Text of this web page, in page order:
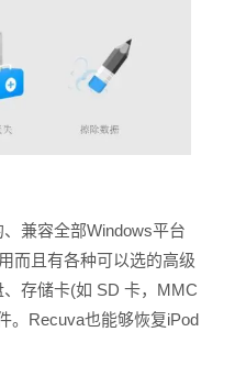
兼容全部Windows平台
而且有各种可以选的高级
存储卡(如 SD 卡，MMC
。Recuva也能够恢复iPod